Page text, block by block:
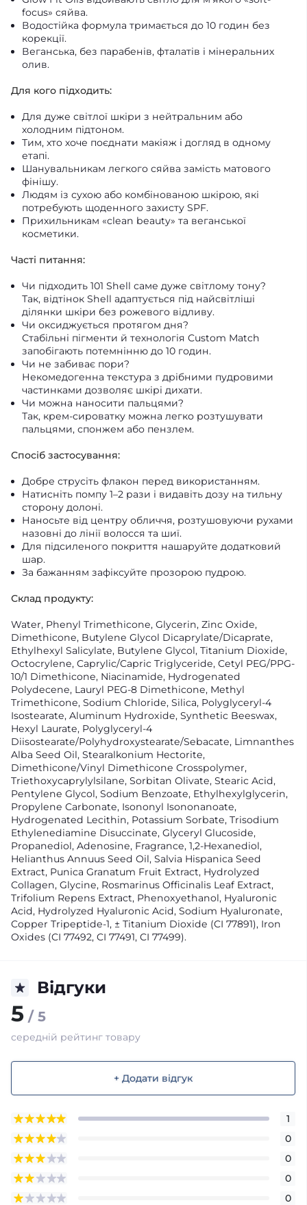
focus» сяйва.
Водостійка формула тримається до 10 годин без
корекції.
Веганська, без парабенів, фталатів і мінеральних
олив.
Для кого підходить:
Для дуже світлої шкіри з нейтральним або
холодним підтоном.
Тим, хто хоче поєднати макіяж і догляд в одному
етапі.
Шанувальникам легкого сяйва замість матового
фінішу.
Людям із сухою або комбінованою шкірою, які
потребують щоденного захисту SPF.
Прихильникам «clean beauty» та веганської
косметики.
Часті питання:
Чи підходить 101 Shell саме дуже світлому тону?
Так, відтінок Shell адаптується під найсвітліші
ділянки шкіри без рожевого відливу.
Чи оксиджується протягом дня?
Стабільні пігменти й технологія Custom Match
запобігають потемнінню до 10 годин.
Чи не забиває пори?
Некомедогенна текстура з дрібними пудровими
частинками дозволяє шкірі дихати.
Чи можна наносити пальцями?
Так, крем-сироватку можна легко розтушувати
пальцями, спонжем або пензлем.
Спосіб застосування:
Добре струсіть флакон перед використанням.
Натисніть помпу 1–2 рази і видавіть дозу на тильну
сторону долоні.
Наносьте від центру обличчя, розтушовуючи рухами
назовні до лінії волосся та шиї.
Для підсиленого покриття нашаруйте додатковий
шар.
За бажанням зафіксуйте прозорою пудрою.
Склад продукту:
Water, Phenyl Trimethicone, Glycerin, Zinc Oxide,
Dimethicone, Butylene Glycol Dicaprylate/Dicaprate,
Ethylhexyl Salicylate, Butylene Glycol, Titanium Dioxide,
Octocrylene, Caprylic/Capric Triglyceride, Cetyl PEG/PPG-
10/1 Dimethicone, Niacinamide, Hydrogenated
Polydecene, Lauryl PEG-8 Dimethicone, Methyl
Trimethicone, Sodium Chloride, Silica, Polyglyceryl-4
Isostearate, Aluminum Hydroxide, Synthetic Beeswax,
Hexyl Laurate, Polyglyceryl-4
Diisostearate/Polyhydroxystearate/Sebacate, Limnanthes
Alba Seed Oil, Stearalkonium Hectorite,
Dimethicone/Vinyl Dimethicone Crosspolymer,
Triethoxycaprylylsilane, Sorbitan Olivate, Stearic Acid,
Pentylene Glycol, Sodium Benzoate, Ethylhexylglycerin,
Propylene Carbonate, Isononyl Isononanoate,
Hydrogenated Lecithin, Potassium Sorbate, Trisodium
Ethylenediamine Disuccinate, Glyceryl Glucoside,
Propanediol, Adenosine, Fragrance, 1,2-Hexanediol,
Helianthus Annuus Seed Oil, Salvia Hispanica Seed
Extract, Punica Granatum Fruit Extract, Hydrolyzed
Collagen, Glycine, Rosmarinus Officinalis Leaf Extract,
Trifolium Repens Extract, Phenoxyethanol, Hyaluronic
Acid, Hydrolyzed Hyaluronic Acid, Sodium Hyaluronate,
Copper Tripeptide-1, ± Titanium Dioxide (CI 77891), Iron
Oxides (CI 77492, CI 77491, CI 77499).
Відгуки
5 / 5
середній рейтинг товару
+ Додати відгук
1
0
0
0
0